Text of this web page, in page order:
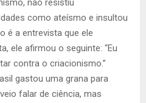
não resistiu
como ateísmo e insultou
é a entrevista que ele
ele afirmou o seguinte: “Eu
contra o criacionismo.”
gastou uma grana para
falar de ciência, mas